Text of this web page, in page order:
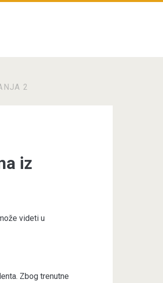
2
iz
videti u
Zbog trenutne